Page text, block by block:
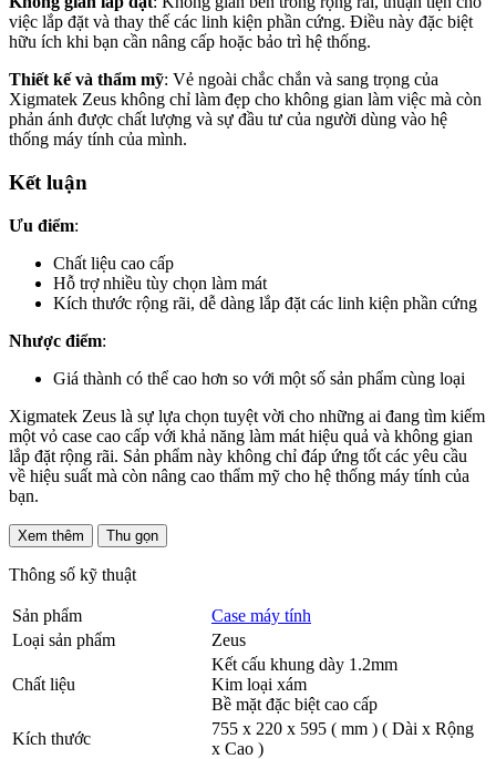
việc lắp đặt và thay thế các linh kiện phần cứng. Điều này đặc biệt
hữu ích khi bạn cần nâng cấp hoặc bảo trì hệ thống.
Thiết kế và thẩm mỹ: Vẻ ngoài chắc chắn và sang trọng của
Xigmatek Zeus không chỉ làm đẹp cho không gian làm việc mà còn
phản ánh được chất lượng và sự đầu tư của người dùng vào hệ
thống máy tính của mình.
Kết luận
Ưu điểm:
Chất liệu cao cấp
Hỗ trợ nhiều tùy chọn làm mát
Kích thước rộng rãi, dễ dàng lắp đặt các linh kiện phần cứng
Nhược điểm:
Giá thành có thể cao hơn so với một số sản phẩm cùng loại
Xigmatek Zeus là sự lựa chọn tuyệt vời cho những ai đang tìm kiếm
một vỏ case cao cấp với khả năng làm mát hiệu quả và không gian
lắp đặt rộng rãi. Sản phẩm này không chỉ đáp ứng tốt các yêu cầu
về hiệu suất mà còn nâng cao thẩm mỹ cho hệ thống máy tính của
bạn.
Xem thêm Thu gọn
Thông số kỹ thuật
Sản phẩm
Case máy tính
Loại sản phẩm
Zeus
Chất liệu
Kết cấu khung dày 1.2mm
Kim loại xám
Bề mặt đặc biệt cao cấp
Kích thước
755 x 220 x 595 ( mm ) ( Dài x Rộng
x Cao )